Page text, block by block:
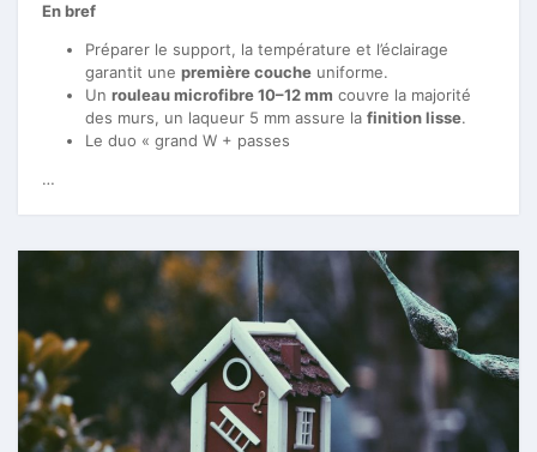
En bref
Préparer le support, la température et l’éclairage
garantit une première couche uniforme.
Un rouleau microfibre 10–12 mm couvre la majorité
des murs, un laqueur 5 mm assure la finition lisse.
Le duo « grand W + passes
…